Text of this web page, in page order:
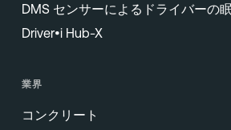
DMS センサーによるドライバーの
Driver•i Hub-X
業界
コンクリート